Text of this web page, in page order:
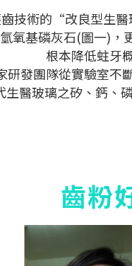
技術的“改良型生
氧基磷灰石(圖一)
根本降低蛀牙
發團隊從實驗室不
醫玻璃之矽、鈣、
齒粉